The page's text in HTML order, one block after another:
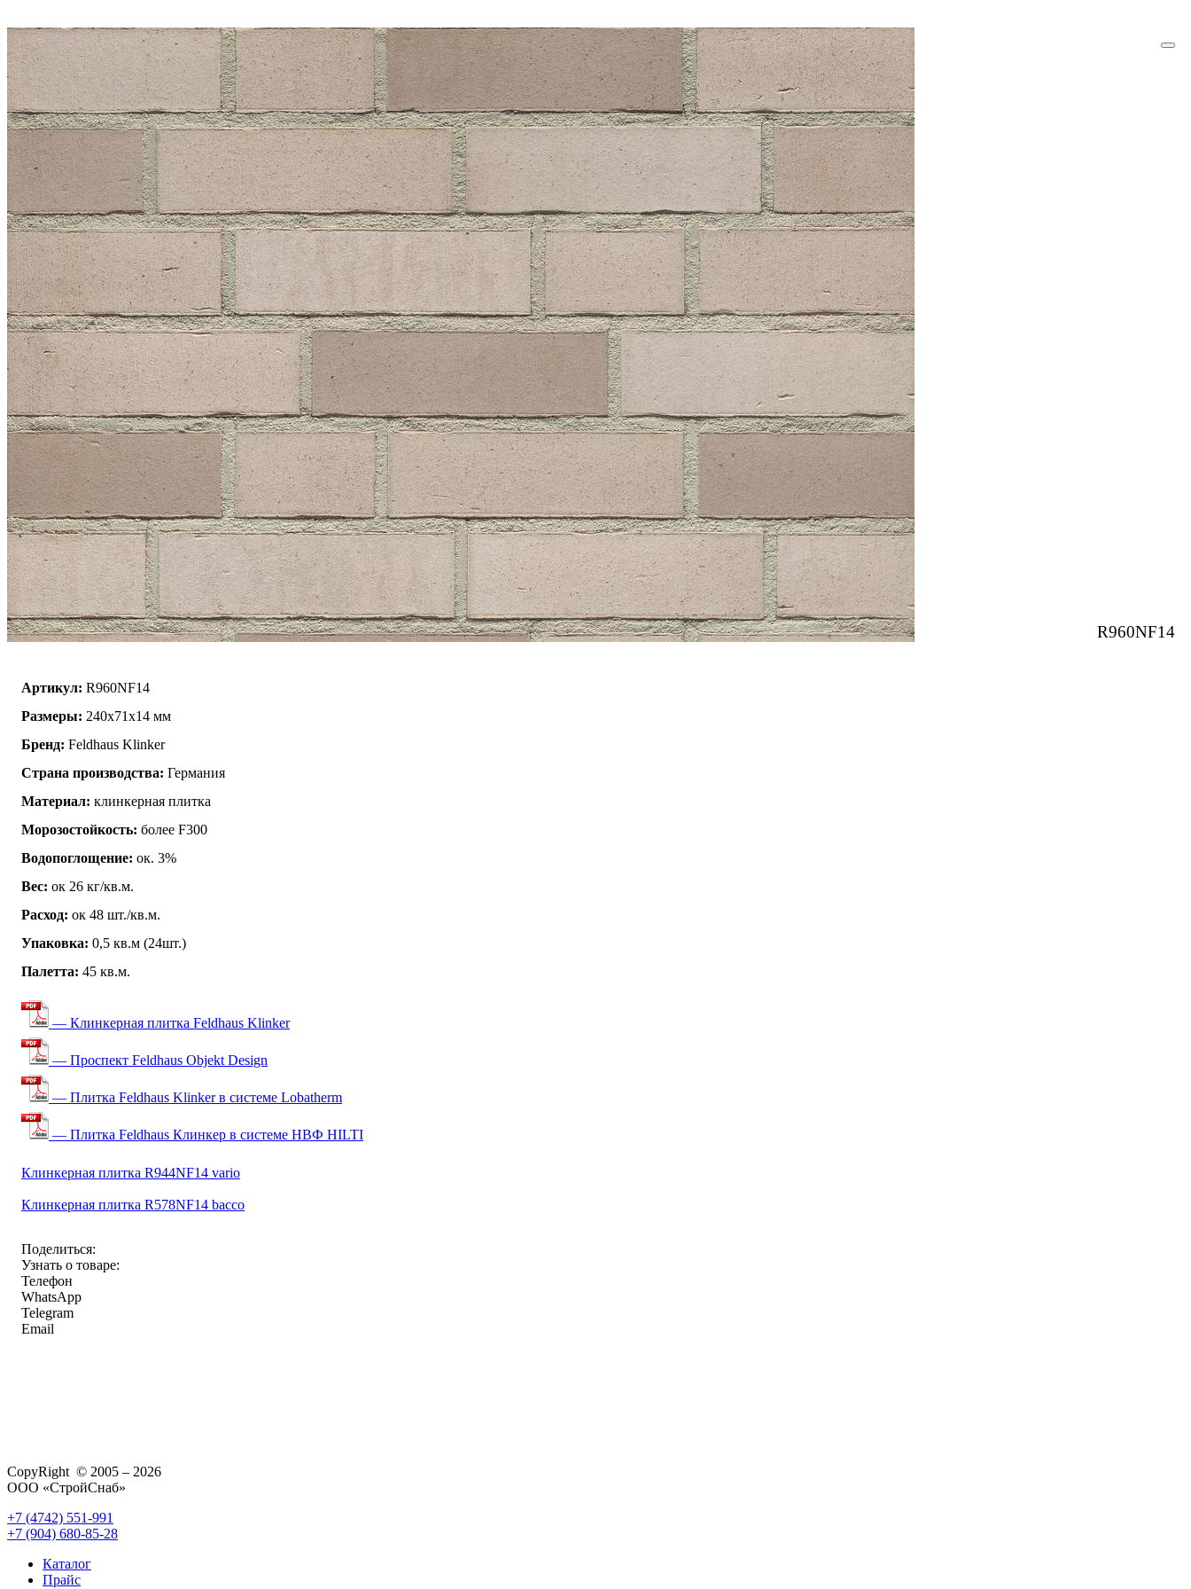
R960NF14
Артикул: R960NF14
Размеры: 240x71x14 мм
Бренд: Feldhaus Klinker
Страна производства: Германия
Материал: клинкерная плитка
Морозостойкость: более F300
Водопоглощение: ок. 3%
Вес: ок 26 кг/кв.м.
Расход: ок 48 шт./кв.м.
Упаковка: 0,5 кв.м (24шт.)
Палетта: 45 кв.м.
— Клинкерная плитка Feldhaus Klinker
— Проспект Feldhaus Objekt Design
— Плитка Feldhaus Klinker в системе Lobatherm
— Плитка Feldhaus Клинкер в системе НВФ HILTI
Клинкерная плитка R944NF14 vario
Клинкерная плитка R578NF14 bacco
Поделиться:
Узнать о товаре:
Телефон
WhatsApp
Telegram
Email
CopyRight © 2005 – 2026
ООО «СтройСнаб»
+7 (4742) 551-991
+7 (904) 680-85-28
Каталог
Прайс